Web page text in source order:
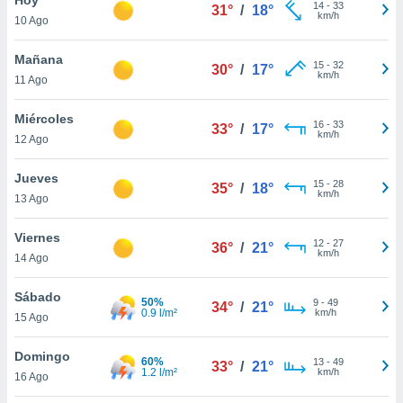
en
más
nuestra
de
cookies
aceptar
10 Ago
31° / 18° 14- 33
km/h
Mañana
11 Ago
30° / 17° 15- 32
km/h
Miércoles
12 Ago
33° / 17° 16- 33
km/h
Jueves
13 Ago
35° / 18° 15- 28
km/h
Viernes
14 Ago
36° / 21° 12- 27
km/h
Sábado
15 Ago
50%
0.9 l/m²
34° / 21° 9- 49
km/h
Domingo
16 Ago
60%
1.2 l/m²
33° / 21° 13- 49
km/h